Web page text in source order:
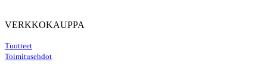
VERKKOKAUPPA
Tuotteet
Toimitusehdot